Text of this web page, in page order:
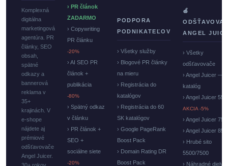
Komplexná
digitálna
marketingová
agentúra. PR
články, SEO
obsah,
spätné
odkazy a
bannerová
reklama v
35+
krajinách. V
e-shope
nájdete aj
prémiové
odšťavovače
Angel Juicer.
› PR článok
ZADARMO
› Copywriting
PR článku
-20%
› AI SEO PR
článok +
publikácia
-80%
› Spätný odkaz
v článku
› PR článok +
SEO +
sociálne siete
-20%
PODPORA
PODNIKATEĽOV
› Všetky služby
› Blogové PR články
na mieru
› Registrácia do
katalógov
› Registrácia do 60
SK katalógov
› Google PageRank
Boost Pack
› Domain Rating DR
Boost Pack
🍏
ANGEL
› Všetky
odšťavovače
› Angel Juicer —
katalóg
› Angel Juicer
AKCIA -5%
› Angel Juicer
› Angel Juicer
› Hrubé sito
5500/7500
› Náhradné diely